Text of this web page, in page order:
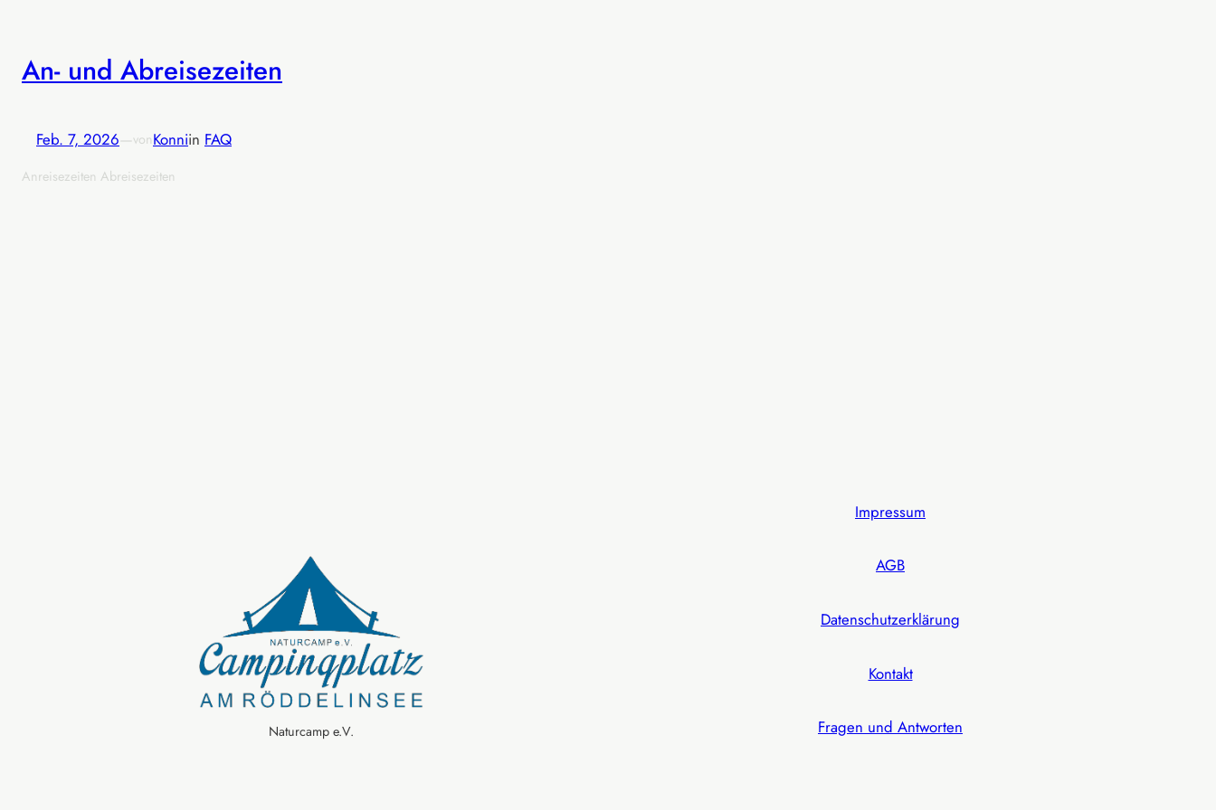
An- und Abreisezeiten
Feb. 7, 2026 vonKonniin FAQ
Anreisezeiten Abreisezeiten
Naturcamp e.V.
Impressum
AGB
Datenschutzerklärung
Kontakt
Fragen und Antworten